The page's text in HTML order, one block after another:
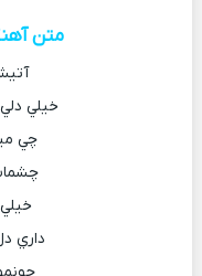
متن
خيلي
چي
داري